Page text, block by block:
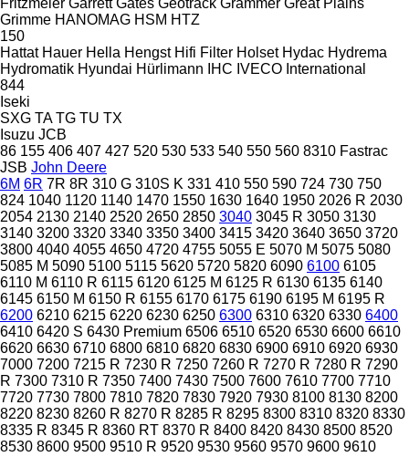
Grimme HANOMAG HSM HTZ
150
Hattat Hauer Hella Hengst Hifi Filter Holset Hydac Hydrema
Hydromatik Hyundai Hürlimann IHC IVECO International
844
Iseki
SXG TA TG TU TX
Isuzu JCB
86 155 406 407 427 520 530 533 540 550 560 8310 Fastrac
JSB John Deere
6M 6R 7R 8R 310 G 310S K 331 410 550 590 724 730 750
824 1040 1120 1140 1470 1550 1630 1640 1950 2026 R 2030
2054 2130 2140 2520 2650 2850 3040 3045 R 3050 3130
3140 3200 3320 3340 3350 3400 3415 3420 3640 3650 3720
3800 4040 4055 4650 4720 4755 5055 E 5070 M 5075 5080
5085 M 5090 5100 5115 5620 5720 5820 6090 6100 6105
6110 M 6110 R 6115 6120 6125 M 6125 R 6130 6135 6140
6145 6150 M 6150 R 6155 6170 6175 6190 6195 M 6195 R
6200 6210 6215 6220 6230 6250 6300 6310 6320 6330 6400
6410 6420 S 6430 Premium 6506 6510 6520 6530 6600 6610
6620 6630 6710 6800 6810 6820 6830 6900 6910 6920 6930
7000 7200 7215 R 7230 R 7250 7260 R 7270 R 7280 R 7290
R 7300 7310 R 7350 7400 7430 7500 7600 7610 7700 7710
7720 7730 7800 7810 7820 7830 7920 7930 8100 8130 8200
8220 8230 8260 R 8270 R 8285 R 8295 8300 8310 8320 8330
8335 R 8345 R 8360 RT 8370 R 8400 8420 8430 8500 8520
8530 8600 9500 9510 R 9520 9530 9560 9570 9600 9610